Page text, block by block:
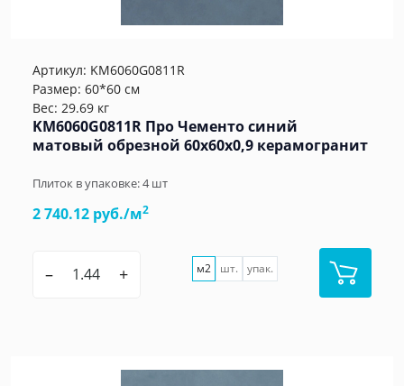
Артикул: KM6060G0811R
Размер: 60*60 см
Вес: 29.69 кг
KM6060G0811R Про Чементо синий
матовый обрезной 60х60x0,9 керамогранит
Плиток в упаковке:4шт
2 740.12 руб./м2
– + м2 шт. упак.